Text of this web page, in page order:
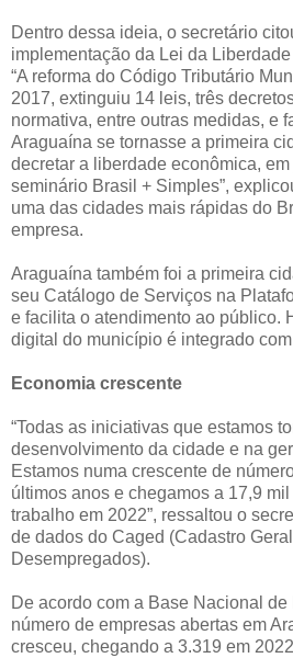
Dentro dessa ideia, o secretário
implementação da Lei da
“A reforma do Código Tributário
2017, extinguiu 14 leis, três
normativa, entre outras medidas, e
Araguaína se tornasse a primeira
decretar a liberdade econômica,
seminário Brasil + Simples”,
uma das cidades mais rápidas do
empresa.
Araguaína também foi a primeira
seu Catálogo de Serviços na
e facilita o atendimento ao público.
digital do município é integrado
Economia crescente
“Todas as iniciativas que estamos
desenvolvimento da cidade e na
Estamos numa crescente de
últimos anos e chegamos a 17,9
trabalho em 2022”, ressaltou o
de dados do Caged (Cadastro
Desempregados).
De acordo com a Base Nacional
número de empresas abertas em
cresceu, chegando a 3.319 em